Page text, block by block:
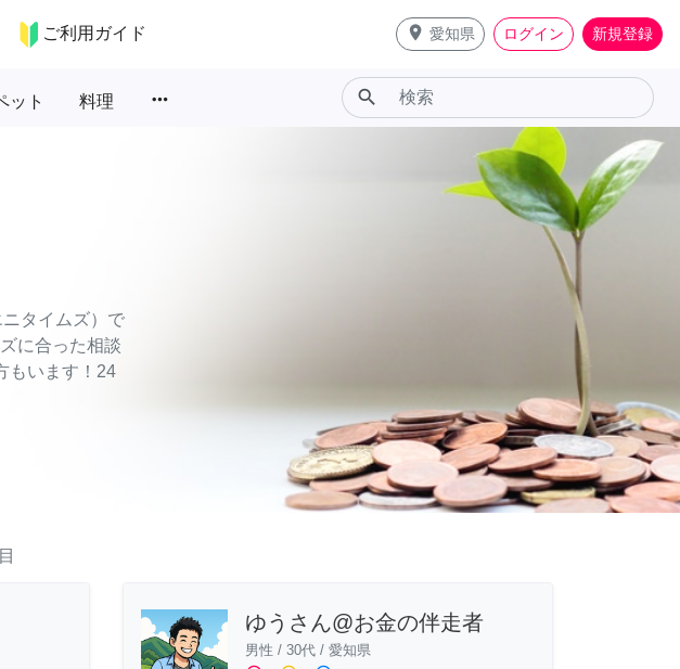
ご利用ガイド place 愛知県 ログイン 新規登録
ット 料理 more_horiz search
タイムズ）で
に合った相談
もいます！24
ゆうさん@お金の伴走者
男性 / 30代/ 愛知県